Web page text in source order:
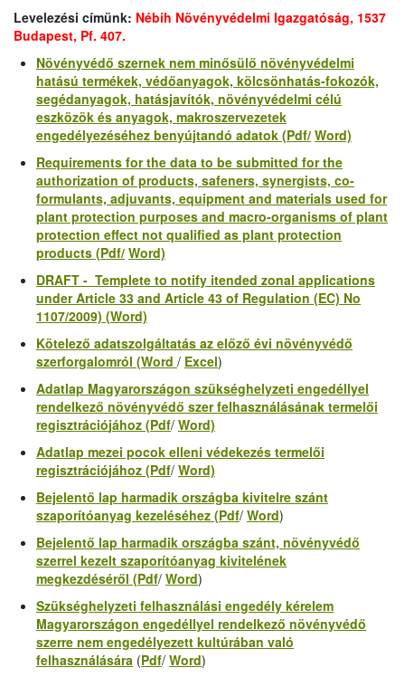
Levelezési címünk: Nébih Növényvédelmi Igazgatóság, 1537
Budapest, Pf. 407.
Növényvédő szernek nem minősülő növényvédelmi
hatású termékek, védőanyagok, kölcsönhatás-fokozók,
segédanyagok, hatásjavítók, növényvédelmi célú
eszközök és anyagok, makroszervezetek
engedélyezéséhez benyújtandó adatok (Pdf/ Word)
Requirements for the data to be submitted for the
authorization of products, safeners, synergists, co-
formulants, adjuvants, equipment and materials used for
plant protection purposes and macro-organisms of plant
protection effect not qualified as plant protection
products (Pdf/ Word)
DRAFT - Templete to notify itended zonal applications
under Article 33 and Article 43 of Regulation (EC) No
1107/2009) (Word)
Kötelező adatszolgáltatás az előző évi növényvédő
szerforgalomról (Word / Excel)
Adatlap Magyarországon szükséghelyzeti engedéllyel
rendelkező növényvédő szer felhasználásának termelői
regisztrációjához (Pdf/ Word)
Adatlap mezei pocok elleni védekezés termelői
regisztrációjához (Pdf/ Word)
Bejelentő lap harmadik országba kivitelre szánt
szaporítóanyag kezeléséhez (Pdf/ Word)
Bejelentő lap harmadik országba szánt, növényvédő
szerrel kezelt szaporítóanyag kivitelének
megkezdéséről (Pdf/ Word)
Szükséghelyzeti felhasználási engedély kérelem
Magyarországon engedéllyel rendelkező növényvédő
szerre nem engedélyezett kultúrában való
felhasználására (Pdf/ Word)